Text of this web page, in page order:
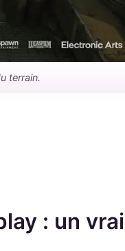
terrain.
: un vrai